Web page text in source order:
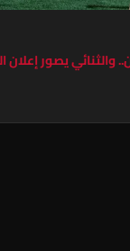
يصور إعلان